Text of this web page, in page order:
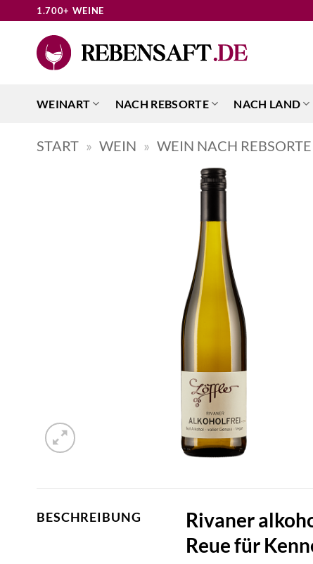
springen
1.700+ WEINE
WEINART NACH REBSORTE NACH LAND
START » WEIN » WEIN NACH REBSORTE
BESCHREIBUNG
Rivaner
Reue für